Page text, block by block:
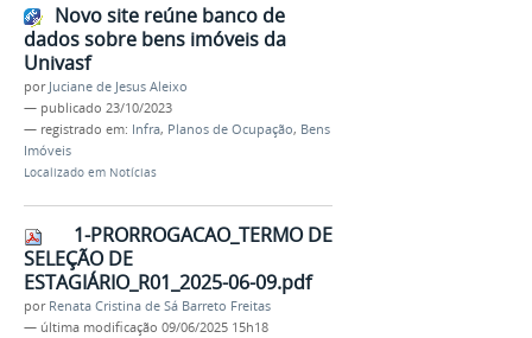
Novo site reúne banco de
dados sobre bens imóveis da
Univasf
por Juciane de Jesus Aleixo
— publicado 23/10/2023
— registrado em: Infra, Planos de Ocupação, Bens
Imóveis
Localizado em Notícias
1-PRORROGACAO_TERMO DE
SELEÇÃO DE
ESTAGIÁRIO_R01_2025-06-09.pdf
por Renata Cristina de Sá Barreto Freitas
— última modificação 09/06/2025 15h18